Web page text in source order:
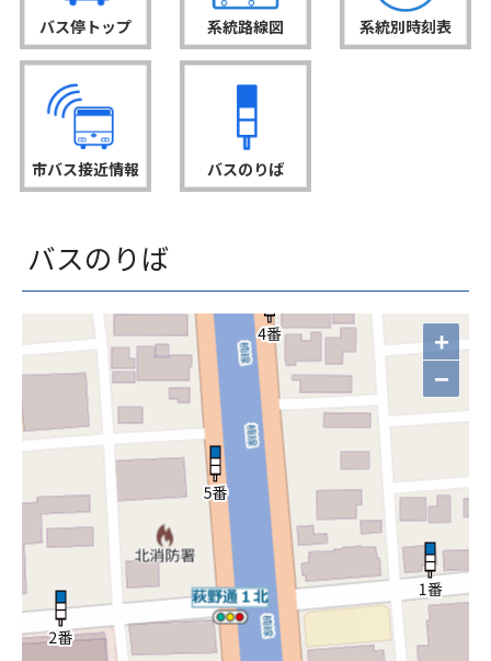
バス停トップ 系統路線図 系統別時刻表
市バス接近情報 バスのりば
バスのりば
+
−